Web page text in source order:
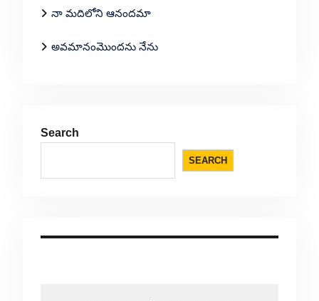
నా మదిలోని ఆనందమా
అవమానంమొందను నేను
Search
SEARCH